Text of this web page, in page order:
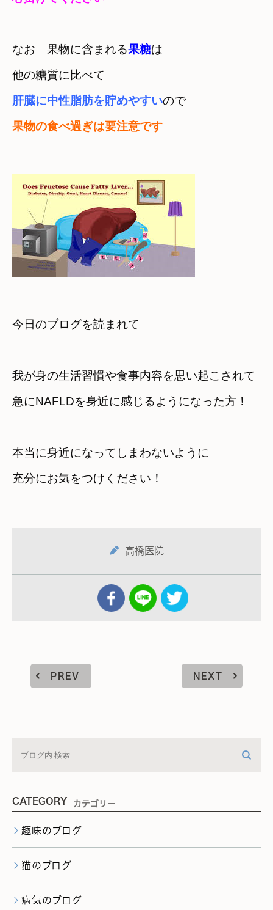
なお　果物に含まれる果糖は
肝臓に中性脂肪を貯めやすいので
果物の食べ過ぎは要注意です
今日のブログを読まれて
我が身の生活習慣や食事内容を思い起こされて
急にNAFLDを身近に感じるようになった方！
本当に身近になってしまわないように
充分にお気をつけください！
高橋医院
PREV NEXT
CATEGORY カテゴリー
趣味のブログ
猫のブログ
病気のブログ